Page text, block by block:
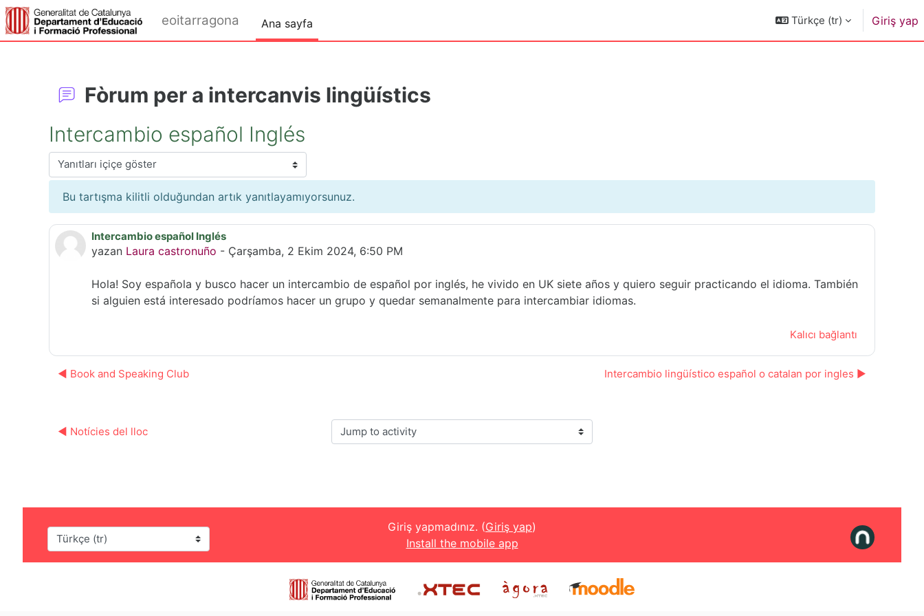
Ana içeriğe git
eoitarragona Ana sayfa Türkçe ‎(tr)‎ Giriş yap
Fòrum per a intercanvis lingüístics
Intercambio español Inglés
Görünüm modu
Bu tartışma kilitli olduğundan artık yanıtlayamıyorsunuz.
Intercambio español Inglés
yazan Laura castronuño - Çarşamba, 2 Ekim 2024, 6:50 PM
Yanıt sayısı: 0
Hola! Soy española y busco hacer un intercambio de español por inglés, he vivido en UK siete años y quiero seguir practicando el idioma. También
si alguien está interesado podríamos hacer un grupo y quedar semanalmente para intercambiar idiomas.
Kalıcı bağlantı
◀︎ Book and Speaking Club Intercambio lingüístico español o catalan por ingles ▶︎
◀︎ Notícies del lloc
Jump to activity
Giriş yapmadınız. (Giriş yap)
Install the mobile app